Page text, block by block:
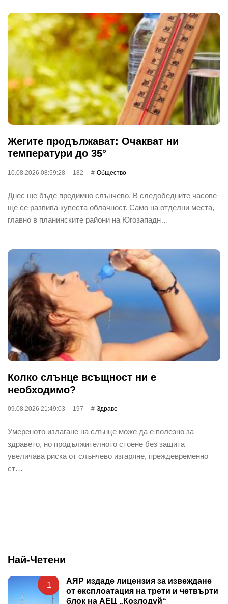
Жегите продължават: Очакват ни
температури до 35°
10.08.2026 08:59:28 182 Общество
Днес ще бъде предимно слънчево. В следобедните часове
ще се развива купеста облачност. Само на отделни места,
главно в планинските райони на Югозападн…
Колко слънце всъщност ни е
необходимо?
09.08.2026 21:49:03 197 Здраве
Умереното излагане на слънце може да е полезно за
здравето, но продължителното стоене без защита
увеличава риска от слънчево изгаряне, преждевременно
ст…
Най-Четени
1
АЯР издаде лицензия за извеждане
от експлоатация на трети и четвърти
блок на АЕЦ „Козлодуй“